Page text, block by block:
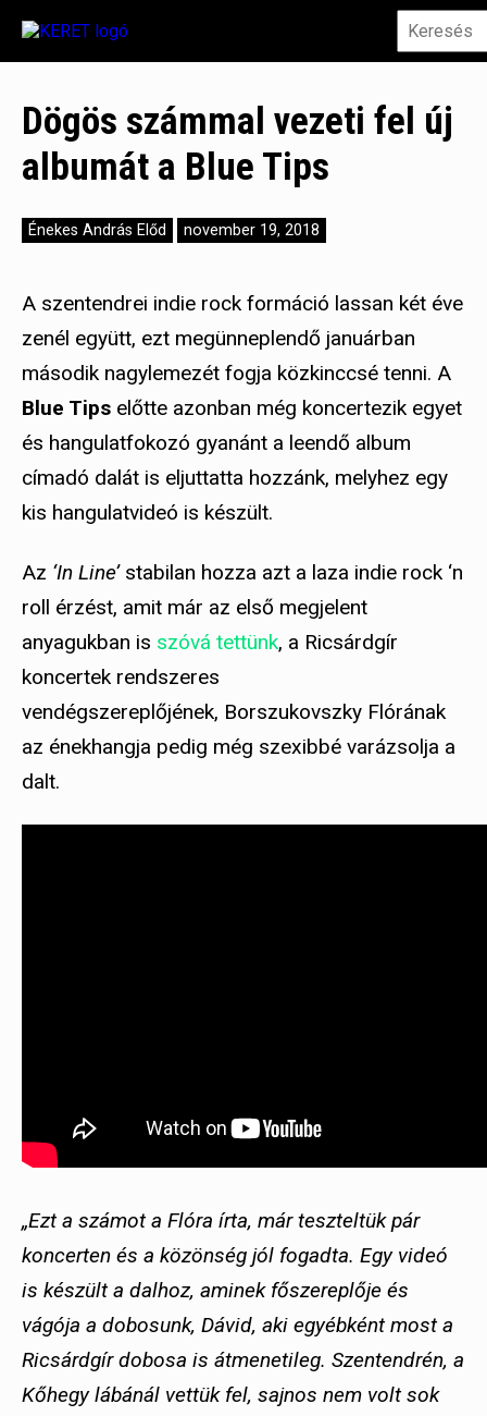
Dögös számmal vezeti fel új
albumát a Blue Tips
Énekes András Előd november 19, 2018
A szentendrei indie rock formáció lassan két éve
zenél együtt, ezt megünneplendő januárban
második nagylemezét fogja közkinccsé tenni. A
Blue Tips előtte azonban még koncertezik egyet
és hangulatfokozó gyanánt a leendő album
címadó dalát is eljuttatta hozzánk, melyhez egy
kis hangulatvideó is készült.
Az ‘In Line’stabilan hozza azt a laza indie rock ‘n
roll érzést, amit már az első megjelent
anyagukban is szóvá tettünk, a Ricsárdgír
koncertek rendszeres
vendégszereplőjének, Borszukovszky Flórának
az énekhangja pedig még szexibbé varázsolja a
dalt.
„Ezt a számot a Flóra írta, már teszteltük pár
koncerten és a közönség jól fogadta. Egy videó
is készült a dalhoz, aminek főszereplője és
vágója a dobosunk, Dávid, aki egyébként most a
Ricsárdgír dobosa is átmenetileg. Szentendrén, a
Kőhegy lábánál vettük fel, sajnos nem volt sok